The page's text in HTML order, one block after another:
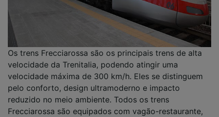
Os trens Frecciarossa são os principais trens de alta
velocidade da Trenitalia, podendo atingir uma
velocidade máxima de 300 km/h. Eles se distinguem
pelo conforto, design ultramoderno e impacto
reduzido no meio ambiente. Todos os trens
Frecciarossa são equipados com vagão-restaurante,